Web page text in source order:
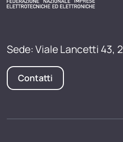
Sede: Viale Lancetti 43,
Contatti